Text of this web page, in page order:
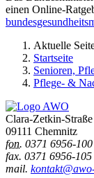
einen Online-
Aktuelle
Startseite
Senioren,
Pflege- &
Clara-Zetkin-Straße
09111 Chemnitz
fon. 0371 6956-100
fax. 0371 6956-105
mail.